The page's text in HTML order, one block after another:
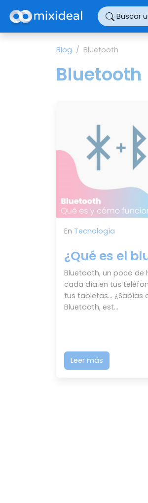
Buscar
Blog Bluetooth
Bluetooth
En Tecnología
¿Qué es el
Bluetooth, un poco de
cada día en tus
tus tabletas… ¿Sabías
Bluetooth, est...
Leer más